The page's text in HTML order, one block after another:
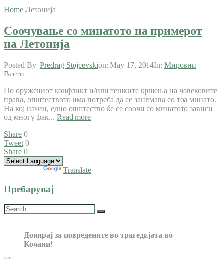
Home Летонија
Соочување со минатото на примерот
на Летонија
Posted By: Predrag Stojcevskion: May 17, 2014In: Мировни
Вести
По оружениот конфликт и/или тешките кршења на човековите
права, општеството има потреба да се занимава со тоа минато.
На кој начин, едно општество ќе се соочи со минатото зависи
од многу фак... Read more
Share 0
Tweet 0
Share 0
Translate
Пребарувај
Донирај за повредените во трагедијата во
Кочани!